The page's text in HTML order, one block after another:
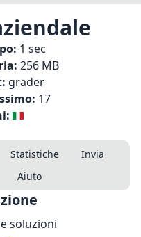
1 sec
256 MB
grader
17
Statistiche
Invia
Aiuto
soluzioni